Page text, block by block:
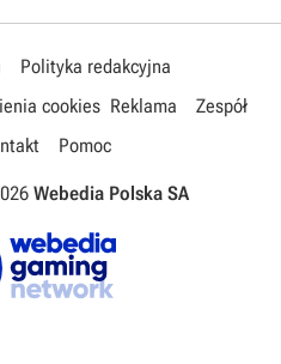
Polityka redakcyjna
cookies Reklama
Zespół
Pomoc
Webedia Polska SA